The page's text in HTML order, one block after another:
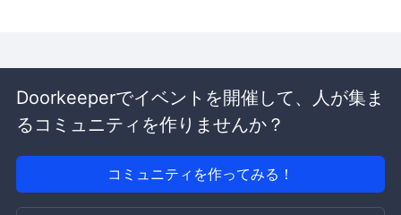
Doorkeeperでイベントを開催して、人が集ま
るコミュニティを作りませんか？
コミュニティを作ってみる！